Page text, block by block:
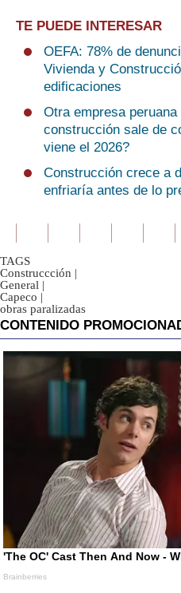
TE PUEDE INTERESAR
OEFA: 78% de
Vivienda y
edificaciones
Otra empresa
construcción sale de
viene el 2026?
Construcción crece a
enfriaría antes de lo
TAGS
Construccción |
General |
Capeco |
obras paralizadas